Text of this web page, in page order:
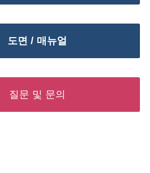
도면 / 매뉴얼
질문 및 문의